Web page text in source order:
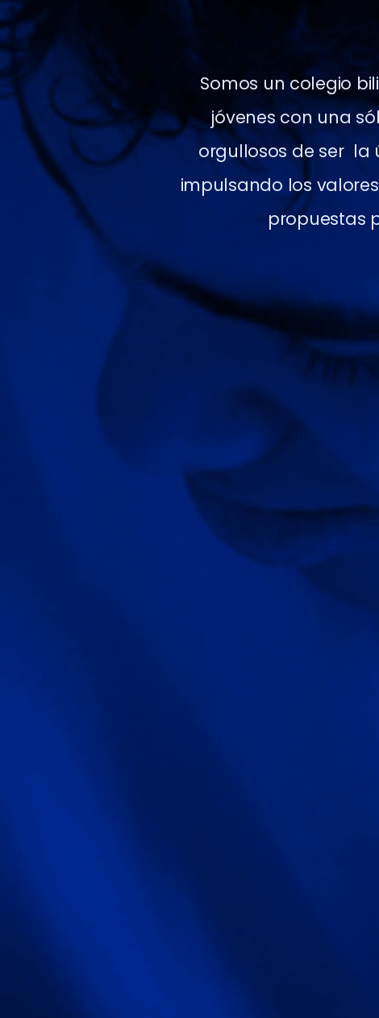
Somos un colegio
jóvenes con una
orgullosos de ser la
impulsando los
propuestas